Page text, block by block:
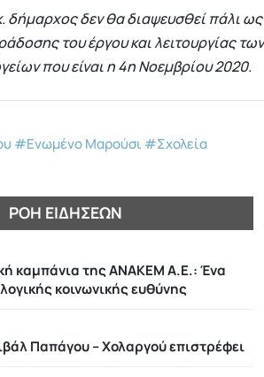
δήμαρχος δεν θα διαψευσθεί πάλι ως
του έργου και λειτουργίας των
που είναι η 4η Νοεμβρίου 2020.
#Ενωμένο Μαρούσι #Σχολεία
ΡΟΉ ΕΙΔΉΣΕΩΝ
καμπάνια της ΑΝΑΚΕΜ Α.Ε.: Ένα
κοινωνικής ευθύνης
Παπάγου – Χολαργού επιστρέφει